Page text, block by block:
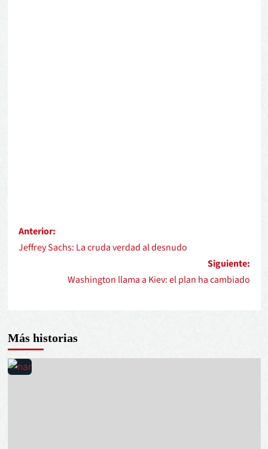
Anterior:
Jeffrey Sachs: La cruda verdad al desnudo
Siguiente:
Washington llama a Kiev: el plan ha cambiado
Más historias